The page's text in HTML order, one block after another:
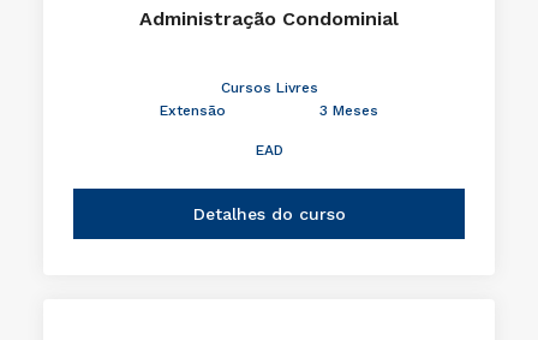
Administração Condominial
Cursos Livres
Extensão
3 Meses
EAD
Detalhes do curso